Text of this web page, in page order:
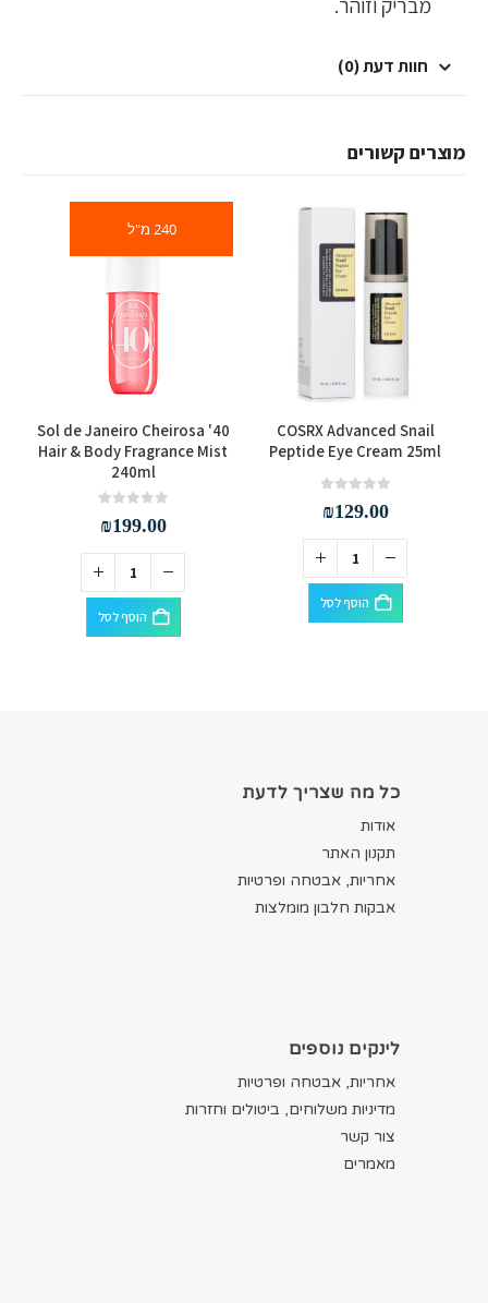
מבריק וזוהר.
חוות דעת (0)
מוצרים קשורים
COSRX Advanced Snail
Peptide Eye Cream 25ml
₪129.00
הוסף לסל
240 מ"ל
Sol de Janeiro Cheirosa '40
Hair & Body Fragrance Mist
240ml
₪199.00
הוסף לסל
כל מה שצריך לדעת
אודות
תקנון האתר
אחריות, אבטחה ופרטיות
אבקות חלבון מומלצות
לינקים נוספים
אחריות, אבטחה ופרטיות
מדיניות משלוחים, ביטולים וחזרות
צור קשר
מאמרים